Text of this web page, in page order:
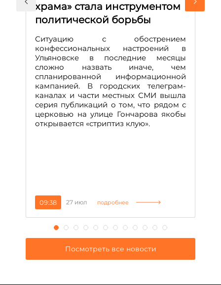
храма» стала инструментом
политической борьбы
Ситуацию с обострением
конфессиональных настроений в
Ульяновске в последние месяцы
сложно назвать иначе, чем
спланированной информационной
кампанией. В городских телеграм-
каналах и части местных СМИ вышла
серия публикаций о том, что рядом с
церковью на улице Гончарова якобы
открывается «стриптиз клую».
09:38 27 июл подробнее
Посмотреть все новости